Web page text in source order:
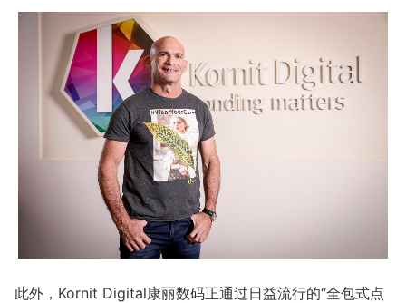
此外，Kornit Digital康丽数码正通过日益流行的“全包式点